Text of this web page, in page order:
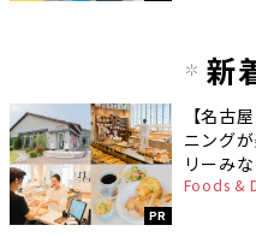
新
PR
【名古
ニング
リーみ
Foods &